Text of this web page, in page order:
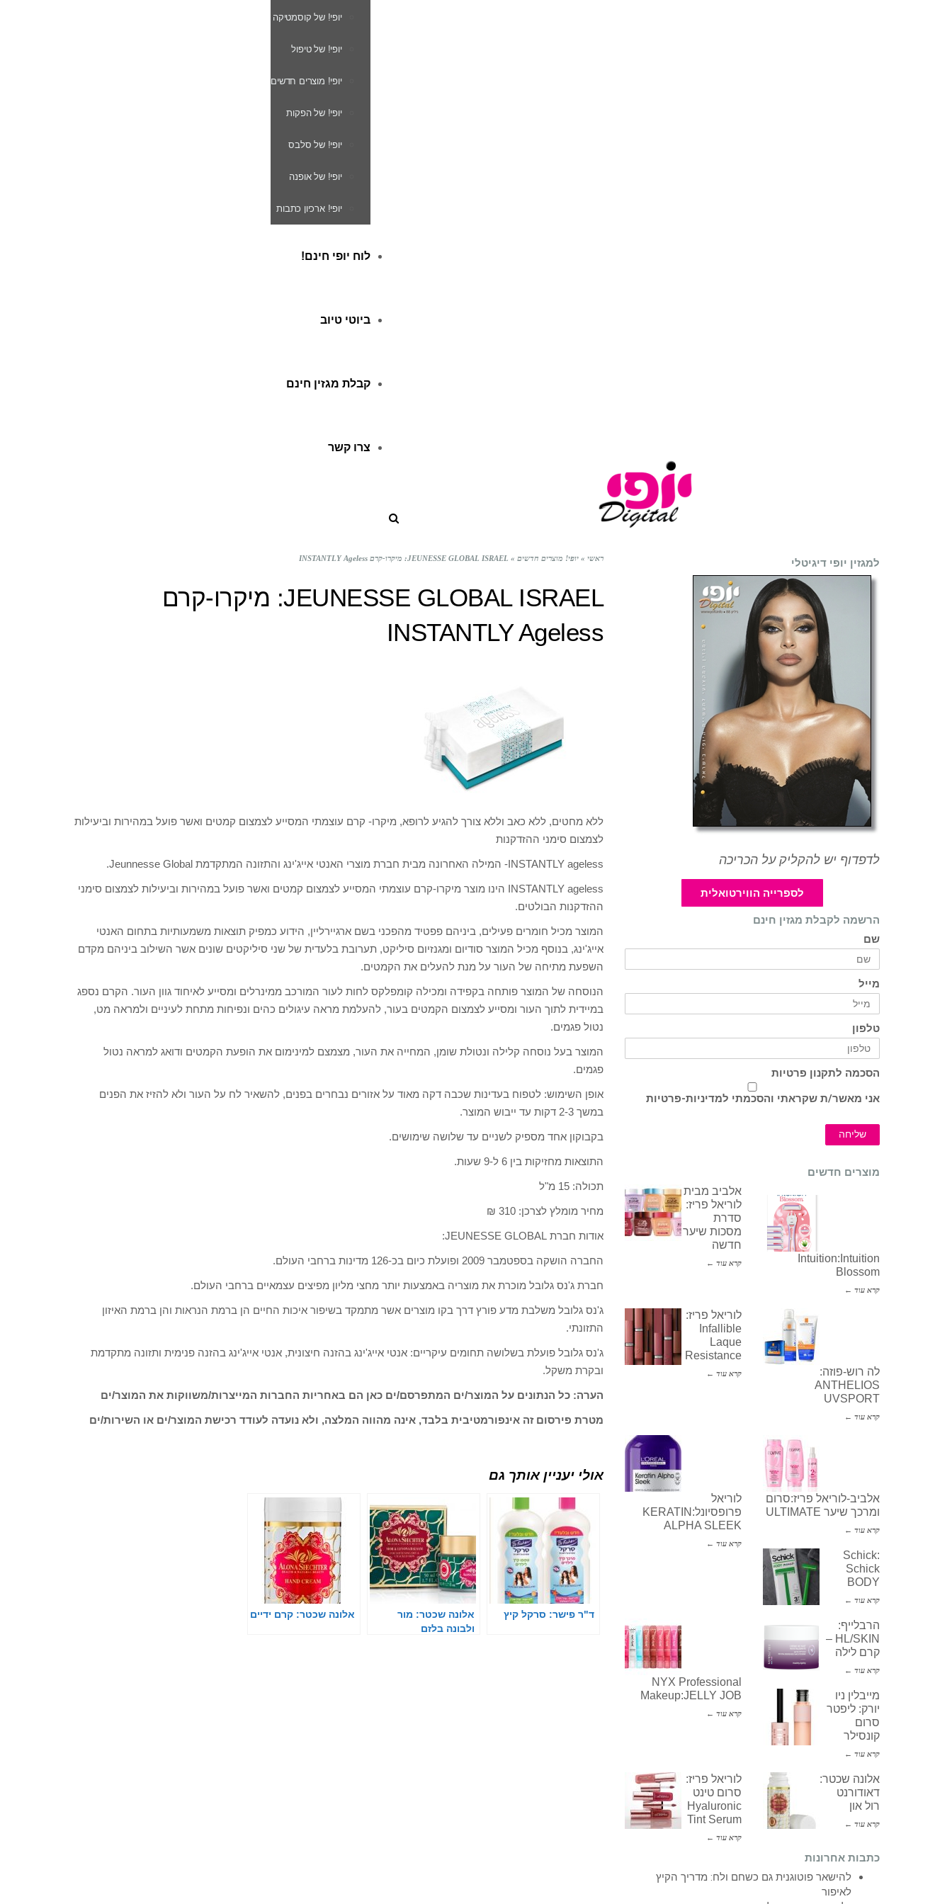
יופי! של קוסמטיקה
יופי! של טיפול
יופי! מוצרים חדשים
יופי! של הפקות
יופי! של סלבס
יופי! של אופנה
יופי! ארכיון כתבות
לוח יופי חינם!
ביוטי טיוב
קבלת מגזין חינם
צרו קשר
ראשי » יופי! מוצרים חדשים » JEUNESSE GLOBAL ISRAEL: מיקרו-קרם INSTANTLY Ageless
JEUNESSE GLOBAL ISRAEL: מיקרו-קרם
INSTANTLY Ageless
ללא מחטים, ללא כאב וללא צורך להגיע לרופא, מיקרו- קרם עוצמתי המסייע לצמצום קמטים ואשר פועל במהירות וביעילות
לצמצום סימני ההזדקנות
INSTANTLY ageless- המילה האחרונה מבית חברת מוצרי האנטי אייג'ינג והתזונה המתקדמת Jeunnesse Global.
INSTANTLY ageless הינו מוצר מיקרו-קרם עוצמתי המסייע לצמצום קמטים ואשר פועל במהירות וביעילות לצמצום סימני
ההזדקנות הבולטים.
המוצר מכיל חומרים פעילים, ביניהם פפטיד מהפכני בשם ארגיירליין, הידוע כמפיק תוצאות משמעותיות בתחום האנטי
אייג'ינג, בנוסף מכיל המוצר סודיום ומגנזיום סיליקט, תערובת בלעדית של שני סיליקטים שונים אשר השילוב ביניהם מקדם
השפעת מתיחה של העור על מנת להעלים את הקמטים.
הנוסחה של המוצר פותחה בקפידה ומכילה קומפלקס לחות לעור המורכב ממינרלים ומסייע לאיחוד גוון העור. הקרם נספג
במיידית לתוך העור ומסייע לצמצום הקמטים בעור, להעלמת מראה עיגולים כהים ונפיחות מתחת לעיניים ולמראה מט,
נטול פגמים.
המוצר בעל נוסחה קלילה ונטולת שומן, המחייה את העור, מצמצם למינימום את הופעת הקמטים ודואג למראה נטול
פגמים.
אופן השימוש: לטפוח בעדינות שכבה דקה מאוד על אזורים נבחרים בפנים, להשאיר לח על העור ולא להזיז את הפנים
במשך 2-3 דקות עד ייבוש המוצר.
בקבוקון אחד מספיק לשניים עד שלושה שימושים.
התוצאות מחזיקות בין 6 ל-9 שעות.
תכולה: 15 מ"ל
מחיר מומלץ לצרכן: 310 ₪
אודות חברת JEUNESSE GLOBAL:
החברה הושקה בספטמבר 2009 ופועלת כיום בכ-126 מדינות ברחבי העולם.
חברת ג'נס גלובל מוכרת את מוצריה באמצעות יותר מחצי מליון מפיצים עצמאיים ברחבי העולם.
ג'נס גלובל משלבת מדע פורץ דרך בקו מוצרים אשר מתמקד בשיפור איכות החיים הן ברמת הנראות והן ברמת האיזון
התזונתי.
ג'נס גלובל פועלת בשלושה תחומים עיקריים: אנטי אייג'ינג בהזנה חיצונית, אנטי אייג'ינג בהזנה פנימית ותזונה מתקדמת
ובקרת משקל.
הערה: כל הנתונים על המוצר/ים המתפרסם/ים כאן הם באחריות החברות המייצרות/משווקות את המוצר/ים
מטרת פירסום זה אינפורמטיבית בלבד, אינה מהווה המלצה, ולא נועדה לעודד רכישת המוצר/ים או השירות/ים
אולי יעניין אותך גם
ד"ר פישר: סרקל קיץ
אלונה שכטר: מור
ולבונה בלזם
אלונה שכטר: קרם ידיים
למגזין יופי דיגיטלי
לדפדוף יש להקליק על הכריכה
לספרייה הווירטואלית
הרשמה לקבלת מגזין חינם
שם
מייל
טלפון
הסכמה לתקנון פרטיות
אני מאשר/ת שקראתי והסכמתי למדיניות-פרטיות
שליחה
מוצרים חדשים
אלביב מבית
לוריאל פריז:
סדרת
מסכות שיער
חדשה
קרא עוד ←
Intuition:Intuition
Blossom
קרא עוד ←
לוריאל פריז:
Infallible
Laque
Resistance
קרא עוד ←
לה רוש-פוזה:
ANTHELIOS
UVSPORT
קרא עוד ←
לוריאל
פרופסיונל:KERATIN
ALPHA SLEEK
קרא עוד ←
אלביב-לוריאל פריז:סרום
ומרכך שיער ULTIMATE
קרא עוד ←
Schick:
Schick
BODY
קרא עוד ←
NYX Professional
Makeup:JELLY JOB
קרא עוד ←
הרבלייף:
HL/SKIN –
קרם לילה
קרא עוד ←
מייבלין ניו
יורק: ליפטר
סרום
קונסילר
קרא עוד ←
לוריאל פריז:
סרום טינט
Hyaluronic
Tint Serum
קרא עוד ←
אלונה שכטר:
דאודורנט
רול און
קרא עוד ←
כתבות אחרונות
להישאר פוטוגנית גם כשחם ולח: מדריך הקיץ
לאיפור